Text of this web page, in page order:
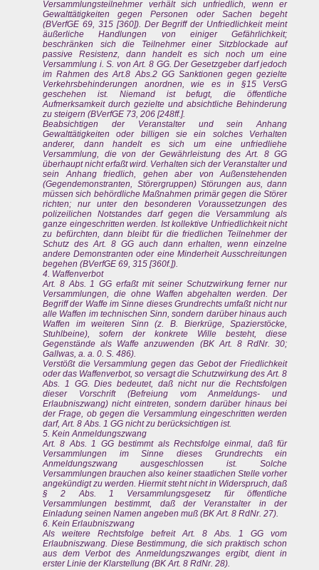
Versammlungsteilnehmer verhält sich unfriedlich, wenn er
Gewalttätigkeiten gegen Personen oder Sachen begeht
(BVerfGE 69, 315 [360]). Der Begriff der Unfriedlichkeit meint
äußerliche Handlungen von einiger Gefährlichkeit;
beschränken sich die Teilnehmer einer Sitzblockade auf
passive Resistenz, dann handelt es sich noch um eine
Versammlung i. S. von Art. 8 GG. Der Gesetzgeber darf jedoch
im Rahmen des Art.8 Abs.2 GG Sanktionen gegen gezielte
Verkehrsbehinderungen anordnen, wie es in §15 VersG
geschehen ist. Niemand ist befugt, die öffentliche
Aufmerksamkeit durch gezielte und absichtliche Behinderung
zu steigern (BVerfGE 73, 206 [248ff.].
Beabsichtigen der Veranstalter und sein Anhang
Gewalttätigkeiten oder billigen sie ein solches Verhalten
anderer, dann handelt es sich um eine unfriedliehe
Versammlung, die von der Gewährleistung des Art. 8 GG
überhaupt nicht erfaßt wird. Verhalten sich der Veranstalter und
sein Anhang friedlich, gehen aber von Außenstehenden
(Gegendemonstranten, Störergruppen) Störungen aus, dann
müssen sich behördliche Maßnahmen primär gegen die Störer
richten; nur unter den besonderen Voraussetzungen des
polizeilichen Notstandes darf gegen die Versammlung als
ganze eingeschritten werden. Ist kollektive Unfriedlichkeit nicht
zu befürchten, dann bleibt für die friedlichen Teilnehmer der
Schutz des Art. 8 GG auch dann erhalten, wenn einzelne
andere Demonstranten oder eine Minderheit Ausschreitungen
begehen (BVerfGE 69, 315 [360f.]).
4. Waffenverbot
Art. 8 Abs. 1 GG erfaßt mit seiner Schutzwirkung ferner nur
Versammlungen, die ohne Waffen abgehalten werden. Der
Begriff der Waffe im Sinne dieses Grundrechts umfaßt nicht nur
alle Waffen im technischen Sinn, sondern darüber hinaus auch
Waffen im weiteren Sinn (z. B. Bierkrüge, Spazierstöcke,
Stuhlbeine), sofern der konkrete Wille besteht, diese
Gegenstände als Waffe anzuwenden (BK Art. 8 RdNr. 30;
Gallwas, a. a. 0. S. 486).
Verstößt die Versammlung gegen das Gebot der Friedlichkeit
oder das Waffenverbot, so versagt die Schutzwirkung des Art. 8
Abs. 1 GG. Dies bedeutet, daß nicht nur die Rechtsfolgen
dieser Vorschrift (Befreiung vom Anmeldungs- und
Erlaubniszwang) nicht eintreten, sondern darüber hinaus bei
der Frage, ob gegen die Versammlung eingeschritten werden
darf, Art. 8 Abs. 1 GG nicht zu berücksichtigen ist.
5. Kein Anmeldungszwang
Art. 8 Abs. 1 GG bestimmt als Rechtsfolge einmal, daß für
Versammlungen im Sinne dieses Grundrechts ein
Anmeldungszwang ausgeschlossen ist. Solche
Versammlungen brauchen also keiner staatlichen Stelle vorher
angekündigt zu werden. Hiermit steht nicht in Widerspruch, daß
§ 2 Abs. 1 Versammlungsgesetz für öffentliche
Versammlungen bestimmt, daß der Veranstalter in der
Einladung seinen Namen angeben muß (BK Art. 8 RdNr. 27).
6. Kein Erlaubniszwang
Als weitere Rechtsfolge befreit Art. 8 Abs. 1 GG vom
Erlaubniszwang. Diese Bestimmung, die sich praktisch schon
aus dem Verbot des Anmeldungszwanges ergibt, dient in
erster Linie der Klarstellung (BK Art. 8 RdNr. 28).